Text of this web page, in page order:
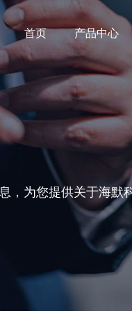
首页 产品中心
，为您提供关于海默